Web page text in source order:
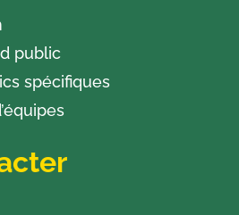
public
spécifiques